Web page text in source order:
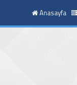
Anasayfa